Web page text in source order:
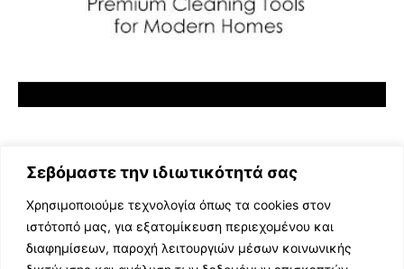
Σεβόμαστε την ιδιωτικότητά σας
Χρησιμοποιούμε τεχνολογία όπως τα cookies στον
ιστότοπό μας, για εξατομίκευση περιεχομένου και
διαφημίσεων, παροχή λειτουργιών μέσων κοινωνικής
ΕΛΛΗΝΙΚΗ ΜΟΥΣΙΚΗ